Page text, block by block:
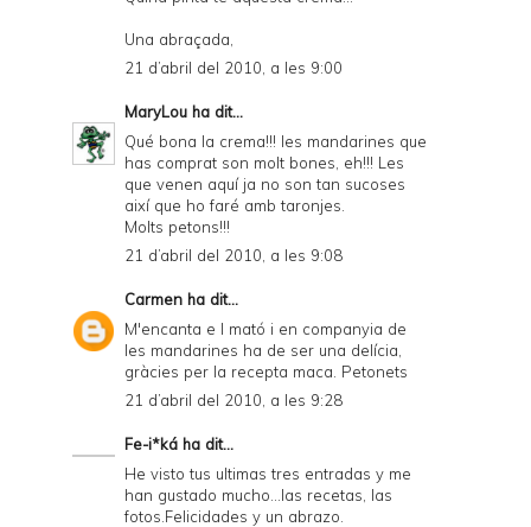
Una abraçada,
21 d’abril del 2010, a les 9:00
MaryLou ha dit...
Qué bona la crema!!! les mandarines que
has comprat son molt bones, eh!!! Les
que venen aquí ja no son tan sucoses
així que ho faré amb taronjes.
Molts petons!!!
21 d’abril del 2010, a les 9:08
Carmen ha dit...
M'encanta e l mató i en companyia de
les mandarines ha de ser una delícia,
gràcies per la recepta maca. Petonets
21 d’abril del 2010, a les 9:28
Fe-i*ká ha dit...
He visto tus ultimas tres entradas y me
han gustado mucho...las recetas, las
fotos.Felicidades y un abrazo.